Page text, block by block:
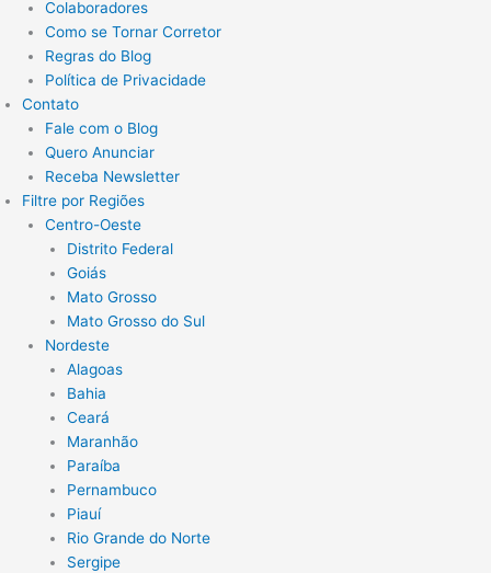
Colaboradores
Como se Tornar Corretor
Regras do Blog
Política de Privacidade
Contato
Fale com o Blog
Quero Anunciar
Receba Newsletter
Filtre por Regiões
Centro-Oeste
Distrito Federal
Goiás
Mato Grosso
Mato Grosso do Sul
Nordeste
Alagoas
Bahia
Ceará
Maranhão
Paraíba
Pernambuco
Piauí
Rio Grande do Norte
Sergipe